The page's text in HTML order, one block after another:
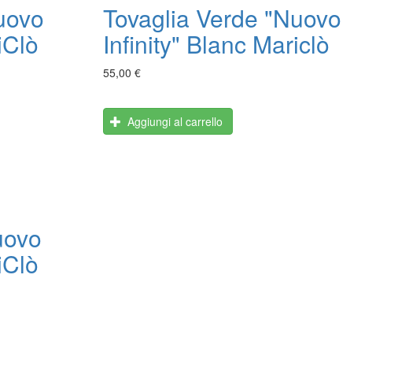
Tovaglia Verde "Nuovo
Infinity" Blanc Mariclò
55,00 €
Aggiungi al carrello